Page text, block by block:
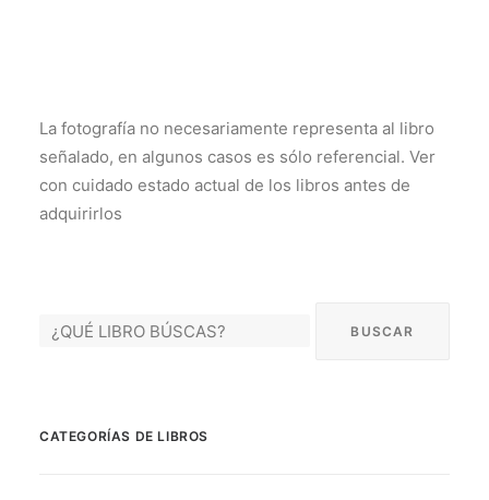
La fotografía no necesariamente representa al libro
señalado, en algunos casos es sólo referencial. Ver
con cuidado estado actual de los libros antes de
adquirirlos
CATEGORÍAS DE LIBROS